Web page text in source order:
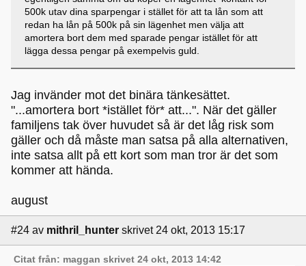
500k utav dina sparpengar i stället för att ta lån som att
redan ha lån på 500k på sin lägenhet men välja att
amortera bort dem med sparade pengar istället för att
lägga dessa pengar på exempelvis guld.
Jag invänder mot det binära tänkesättet.
"...amortera bort *istället för* att...". När det gäller
familjens tak över huvudet så är det låg risk som
gäller och då måste man satsa på alla alternativen,
inte satsa allt på ett kort som man tror är det som
kommer att hända.
august
#24 av mithril_hunter skrivet 24 okt, 2013 15:17
Citat från: maggan skrivet 24 okt, 2013 14:42